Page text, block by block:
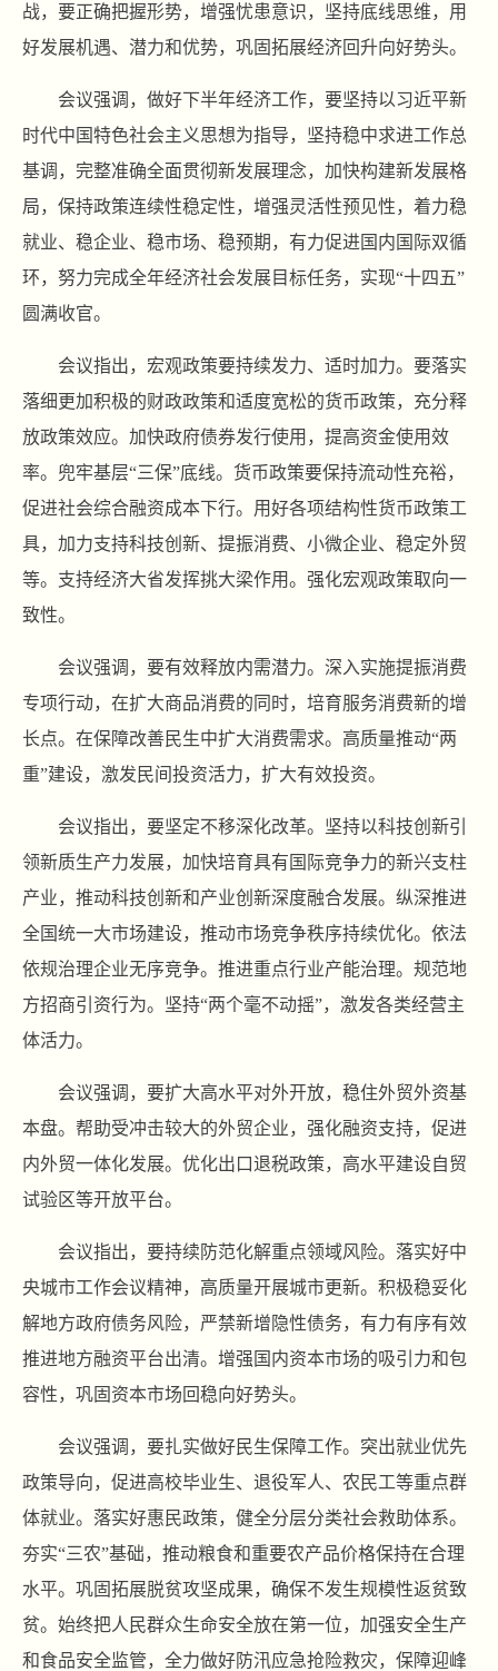
战，要正确把握形势，增强忧患意识，坚持底线思维，用
好发展机遇、潜力和优势，巩固拓展经济回升向好势头。
会议强调，做好下半年经济工作，要坚持以习近平新
时代中国特色社会主义思想为指导，坚持稳中求进工作总
基调，完整准确全面贯彻新发展理念，加快构建新发展格
局，保持政策连续性稳定性，增强灵活性预见性，着力稳
就业、稳企业、稳市场、稳预期，有力促进国内国际双循
环，努力完成全年经济社会发展目标任务，实现“十四五”
圆满收官。
会议指出，宏观政策要持续发力、适时加力。要落实
落细更加积极的财政政策和适度宽松的货币政策，充分释
放政策效应。加快政府债券发行使用，提高资金使用效
率。兜牢基层“三保”底线。货币政策要保持流动性充裕，
促进社会综合融资成本下行。用好各项结构性货币政策工
具，加力支持科技创新、提振消费、小微企业、稳定外贸
等。支持经济大省发挥挑大梁作用。强化宏观政策取向一
致性。
会议强调，要有效释放内需潜力。深入实施提振消费
专项行动，在扩大商品消费的同时，培育服务消费新的增
长点。在保障改善民生中扩大消费需求。高质量推动“两
重”建设，激发民间投资活力，扩大有效投资。
会议指出，要坚定不移深化改革。坚持以科技创新引
领新质生产力发展，加快培育具有国际竞争力的新兴支柱
产业，推动科技创新和产业创新深度融合发展。纵深推进
全国统一大市场建设，推动市场竞争秩序持续优化。依法
依规治理企业无序竞争。推进重点行业产能治理。规范地
方招商引资行为。坚持“两个毫不动摇”，激发各类经营主
体活力。
会议强调，要扩大高水平对外开放，稳住外贸外资基
本盘。帮助受冲击较大的外贸企业，强化融资支持，促进
内外贸一体化发展。优化出口退税政策，高水平建设自贸
试验区等开放平台。
会议指出，要持续防范化解重点领域风险。落实好中
央城市工作会议精神，高质量开展城市更新。积极稳妥化
解地方政府债务风险，严禁新增隐性债务，有力有序有效
推进地方融资平台出清。增强国内资本市场的吸引力和包
容性，巩固资本市场回稳向好势头。
会议强调，要扎实做好民生保障工作。突出就业优先
政策导向，促进高校毕业生、退役军人、农民工等重点群
体就业。落实好惠民政策，健全分层分类社会救助体系。
夯实“三农”基础，推动粮食和重要农产品价格保持在合理
水平。巩固拓展脱贫攻坚成果，确保不发生规模性返贫致
贫。始终把人民群众生命安全放在第一位，加强安全生产
和食品安全监管，全力做好防汛应急抢险救灾，保障迎峰